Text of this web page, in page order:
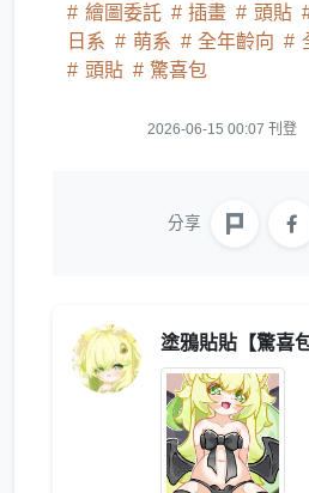
繪圖委託 插畫 頭貼
日系
萌系 全年齡向
頭貼
驚喜包
2026-06-15 00:07 刊登
分享
塗鴉貼貼【驚喜包